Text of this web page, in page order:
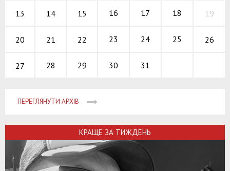
13 14 15 16 17 18 19
20 21 22 23 24 25 26
27 28 29 30 31
ПЕРЕГЛЯНУТИ АРХІВ
КРАЩЕ ЗА ТИЖДЕНЬ